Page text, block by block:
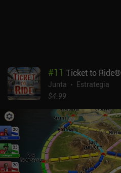
#11 Ticket to Ride®
Junta
Estrategia
$4.99